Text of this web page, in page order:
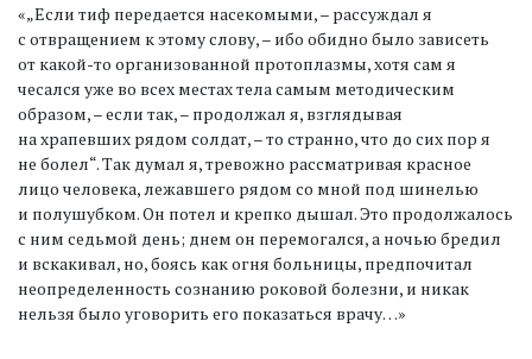
«„Если тиф передается насекомыми, – рассуждал я
с отвращением к этому слову, – ибо обидно было зависеть
от какой-то организованной протоплазмы, хотя сам я
чесался уже во всех местах тела самым методическим
образом, – если так, – продолжал я, взглядывая
на храпевших рядом солдат, – то странно, что до сих пор я
не болел“. Так думал я, тревожно рассматривая красное
лицо человека, лежавшего рядом со мной под шинелью
и полушубком. Он потел и крепко дышал. Это продолжалось
с ним седьмой день; днем он перемогался, а ночью бредил
и вскакивал, но, боясь как огня больницы, предпочитал
неопределенность сознанию роковой болезни, и никак
нельзя было уговорить его показаться врачу…»